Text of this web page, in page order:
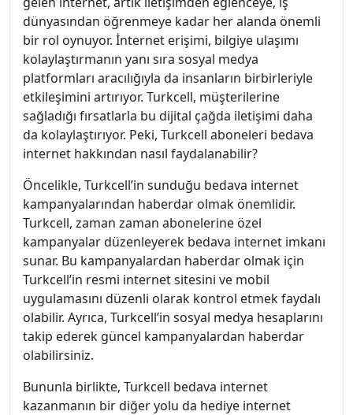
dünyasından öğrenmeye kadar her alanda önemli
bir rol oynuyor. İnternet erişimi, bilgiye ulaşımı
kolaylaştırmanın yanı sıra sosyal medya
platformları aracılığıyla da insanların birbirleriyle
etkileşimini artırıyor. Turkcell, müşterilerine
sağladığı fırsatlarla bu dijital çağda iletişimi daha
da kolaylaştırıyor. Peki, Turkcell aboneleri bedava
internet hakkından nasıl faydalanabilir?
Öncelikle, Turkcell’in sunduğu bedava internet
kampanyalarından haberdar olmak önemlidir.
Turkcell, zaman zaman abonelerine özel
kampanyalar düzenleyerek bedava internet imkanı
sunar. Bu kampanyalardan haberdar olmak için
Turkcell’in resmi internet sitesini ve mobil
uygulamasını düzenli olarak kontrol etmek faydalı
olabilir. Ayrıca, Turkcell’in sosyal medya hesaplarını
takip ederek güncel kampanyalardan haberdar
olabilirsiniz.
Bununla birlikte, Turkcell bedava internet
kazanmanın bir diğer yolu da hediye internet